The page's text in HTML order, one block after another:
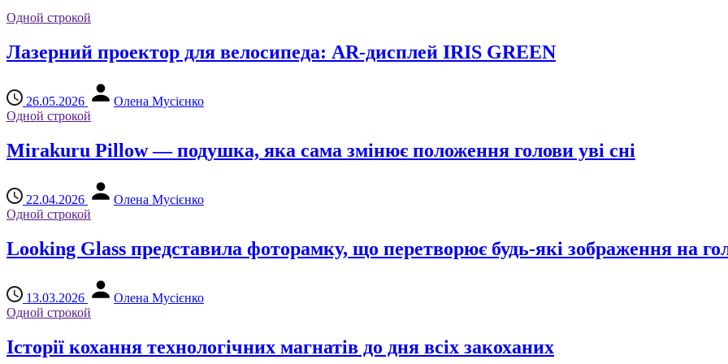
Одной строкой
Лазерний проектор для велосипеда: AR-дисплей IRIS GREEN
26.05.2026
Олена Мусієнко
Одной строкой
Mirakuru Pillow — подушка, яка сама змінює положення голови уві сні
22.04.2026
Олена Мусієнко
Одной строкой
Looking Glass представила фоторамку, що перетворює будь-які зображення на
13.03.2026
Олена Мусієнко
Одной строкой
Історії кохання технологічних магнатів до дня всіх закоханих